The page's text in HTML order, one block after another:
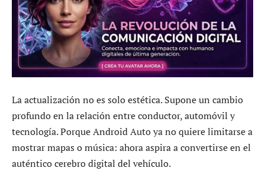
La actualización no es solo estética. Supone un cambio
profundo en la relación entre conductor, automóvil y
tecnología. Porque Android Auto ya no quiere limitarse a
mostrar mapas o música: ahora aspira a convertirse en el
auténtico cerebro digital del vehículo.